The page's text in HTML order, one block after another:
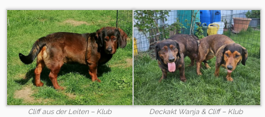
Cliff aus der Leiten – Klub
Deckakt Wanja & Cliff – Klub